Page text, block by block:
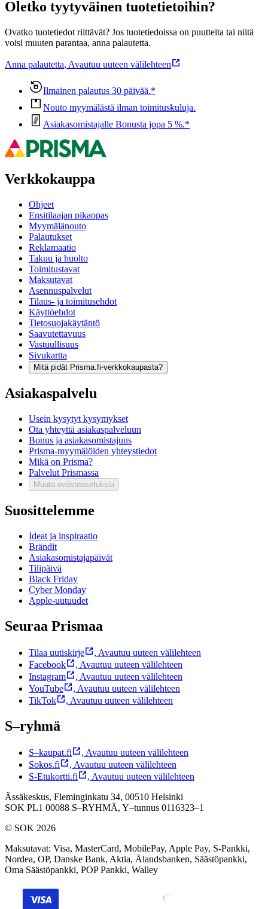
Oletko tyytyväinen tuotetietoihin?
Ovatko tuotetiedot riittävät? Jos tuotetiedoissa on puutteita tai niitä
voisi muuten parantaa, anna palautetta.
Anna palautetta, Avautuu uuteen välilehteen
Ilmainen palautus 30 päivää.*
Nouto myymälästä ilman toimituskuluja.
Asiakasomistajalle Bonusta jopa 5 %.*
Verkkokauppa
Ohjeet
Ensitilaajan pikaopas
Myymälänouto
Palautukset
Reklamaatio
Takuu ja huolto
Toimitustavat
Maksutavat
Asennuspalvelut
Tilaus- ja toimitusehdot
Käyttöehdot
Tietosuojakäytäntö
Saavutettavuus
Vastuullisuus
Sivukartta
Mitä pidät Prisma.fi-verkkokaupasta?
Asiakaspalvelu
Usein kysytyt kysymykset
Ota yhteyttä asiakaspalveluun
Bonus ja asiakasomistajuus
Prisma-myymälöiden yhteystiedot
Mikä on Prisma?
Palvelut Prismassa
Muuta evästeasetuksia
Suosittelemme
Ideat ja inspiraatio
Brändit
Asiakasomistajapäivät
Tilipäivä
Black Friday
Cyber Monday
Apple-uutuudet
Seuraa Prismaa
Tilaa uutiskirje , Avautuu uuteen välilehteen
Facebook
, Avautuu uuteen välilehteen
Instagram
, Avautuu uuteen välilehteen
YouTube
, Avautuu uuteen välilehteen
TikTok
, Avautuu uuteen välilehteen
S–ryhmä
S–kaupat.fi , Avautuu uuteen välilehteen
Sokos.fi
, Avautuu uuteen välilehteen
S-Etukortti.fi
, Avautuu uuteen välilehteen
Ässäkeskus, Fleminginkatu 34, 00510 Helsinki
SOK PL1 00088 S–RYHMÄ, Y–tunnus 0116323–1
© SOK 2026
Maksutavat: Visa, MasterCard, MobilePay, Apple Pay, S-Pankki,
Nordea, OP, Danske Bank, Aktia, Ålandsbanken, Säästöpankki,
Oma Säästöpankki, POP Pankki, Walley